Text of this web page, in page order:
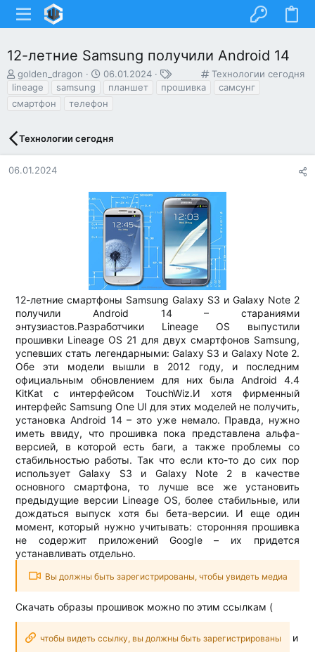
12-летние Samsung получили Android 14
К
Технологии сегодня
А
в
т
е
ы
golden_dragon
Д
а
06.01.2024
Т
е
lineage samsung планшет прошивка
самсунг
смартфон
телефон
Технологии сегодня
06.01.2024
12-летние смартфоны Samsung Galaxy S3 и Galaxy Note 2
получили Android 14 – стараниями
энтузиастов.Разработчики Lineage OS выпустили
прошивки Lineage OS 21 для двух смартфонов Samsung,
успевших стать легендарными: Galaxy S3 и Galaxy Note 2.
Обе эти модели вышли в 2012 году, и последним
официальным обновлением для них была Android 4.4
KitKat с интерфейсом TouchWiz.И хотя фирменный
интерфейс Samsung One UI для этих моделей не получить,
установка Android 14 – это уже немало. Правда, нужно
иметь ввиду, что прошивка пока представлена альфа-
версией, в которой есть баги, а также проблемы со
стабильностью работы. Так что если кто-то до сих пор
использует Galaxy S3 и Galaxy Note 2 в качестве
основного смартфона, то лучше все же установить
предыдущие версии Lineage OS, более стабильные, или
дождаться выпуск хотя бы бета-версии. И еще один
момент, который нужно учитывать: сторонняя прошивка
не содержит приложений Google – их придется
устанавливать отдельно.​
Вы должны быть зарегистрированы, чтобы увидеть медиа
Скачать образы прошивок можно по этим ссылкам (
чтобы видеть ссылку, вы должны быть зарегистрированы и